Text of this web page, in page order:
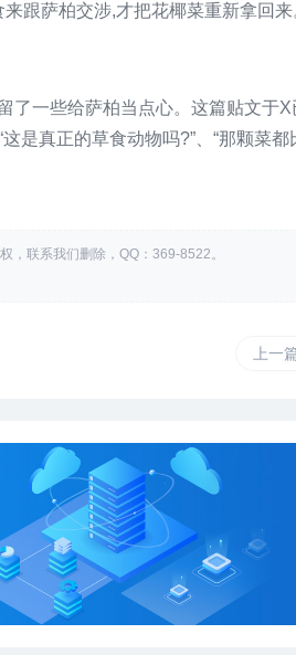
跟萨柏交涉,才把花椰菜重新拿回来
了一些给萨柏当点心。这篇贴文于X
是真正的草食动物吗?”、“那颗菜
，联系我们删除，QQ：369-8522。
上一